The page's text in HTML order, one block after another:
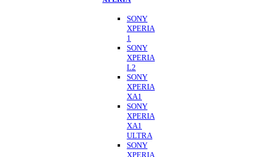
SONY
XPERIA
1
SONY
XPERIA
L2
SONY
XPERIA
XA1
SONY
XPERIA
XA1
ULTRA
SONY
XPERIA